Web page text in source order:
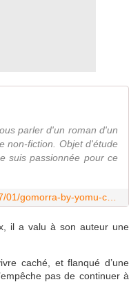
parler d'un roman d'un
non-fiction. Objet d'étude
suis passionnée pour ce
il a valu à son auteur une
caché, et flanqué d’une
pas de continuer à